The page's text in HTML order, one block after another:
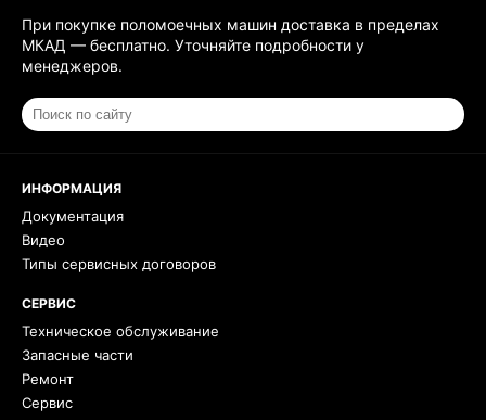
При покупке поломоечных машин доставка в пределах
МКАД — бесплатно. Уточняйте подробности у
менеджеров.
ИНФОРМАЦИЯ
Документация
Видео
Типы сервисных договоров
СЕРВИС
Техническое обслуживание
Запасные части
Ремонт
Сервис